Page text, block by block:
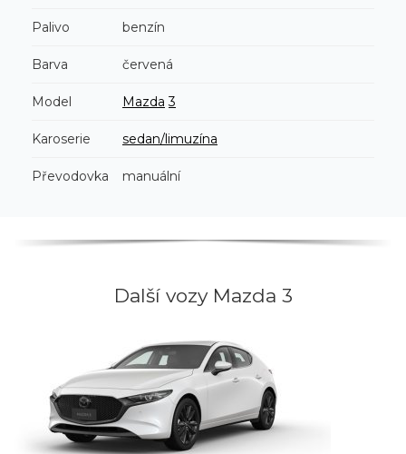
Palivo benzín
Barva červená
Model Mazda 3
Karoserie sedan/limuzína
Převodovka manuální
Další vozy Mazda 3